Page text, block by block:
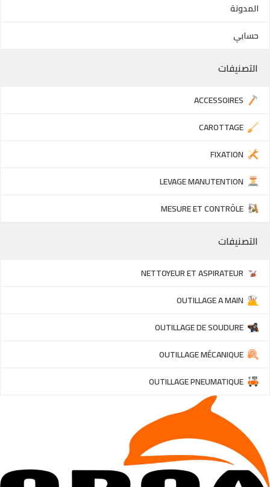
المدونة
حسابي
التصنيفات
ACCESSOIRES
CAROTTAGE
FIXATION
LEVAGE MANUTENTION
MESURE ET CONTRÔLE
التصنيفات
NETTOYEUR ET ASPIRATEUR
OUTILLAGE A MAIN
OUTILLAGE DE SOUDURE
OUTILLAGE MÉCANIQUE
OUTILLAGE PNEUMATIQUE